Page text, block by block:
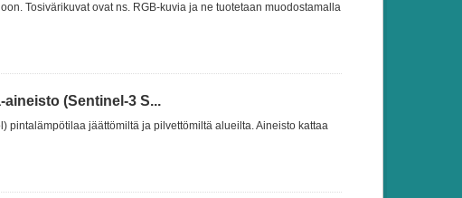
Tosivärikuvat ovat ns. RGB-kuvia ja ne tuotetaan muodostamalla
(Sentinel-3 S...
pintalämpötilaa jäättömiltä ja pilvettömiltä alueilta. Aineisto kattaa